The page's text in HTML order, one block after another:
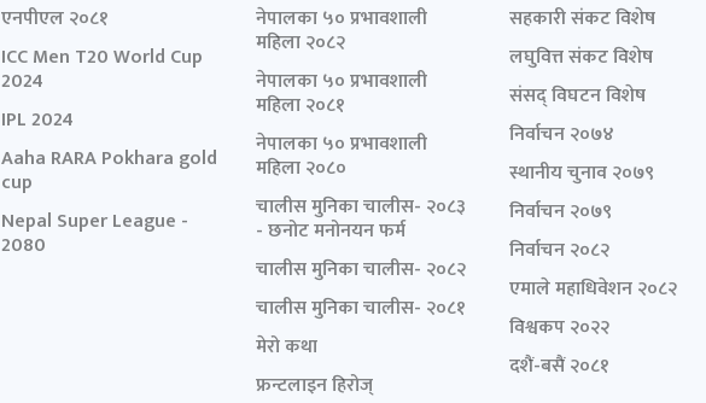
एनपीएल २०८१
ICC Men T20 World Cup
2024
IPL 2024
Aaha RARA Pokhara gold
cup
Nepal Super League -
2080
नेपालका ५० प्रभावशाली
महिला २०८२
नेपालका ५० प्रभावशाली
महिला २०८१
नेपालका ५० प्रभावशाली
महिला २०८०
चालीस मुनिका चालीस- २०८३
- छनोट मनोनयन फर्म
चालीस मुनिका चालीस- २०८२
चालीस मुनिका चालीस- २०८१
मेरो कथा
फ्रन्टलाइन हिरोज्
सहकारी संकट विशेष
लघुवित्त संकट विशेष
संसद् विघटन विशेष
निर्वाचन २०७४
स्थानीय चुनाव २०७९
निर्वाचन २०७९
निर्वाचन २०८२
एमाले महाधिवेशन २०८२
विश्वकप २०२२
दशैं-बसैं २०८१